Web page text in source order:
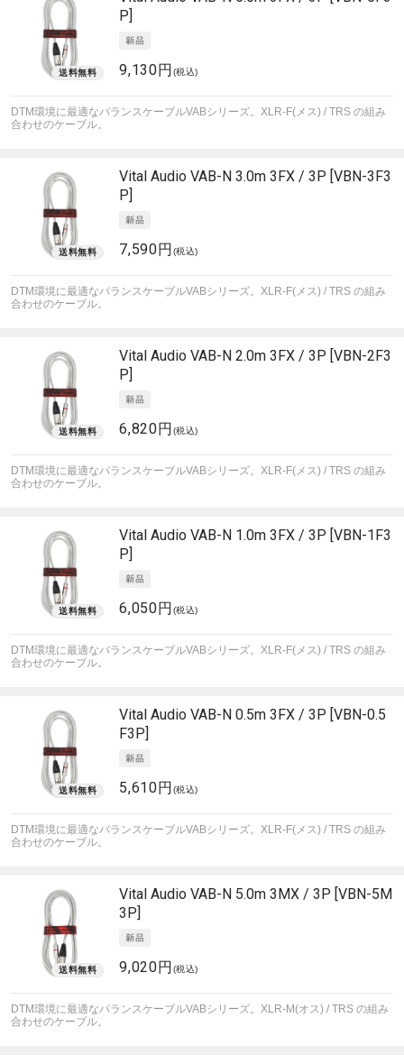
P]
9,130円 (税込)
DTM環境に最適なバランスケーブルVABシリーズ。XLR-F(メス) / TRS の組み
合わせのケーブル。
Vital Audio VAB-N 3.0m 3FX / 3P [VBN-3F3
P]
7,590円 (税込)
DTM環境に最適なバランスケーブルVABシリーズ。XLR-F(メス) / TRS の組み
合わせのケーブル。
Vital Audio VAB-N 2.0m 3FX / 3P [VBN-2F3
P]
6,820円 (税込)
DTM環境に最適なバランスケーブルVABシリーズ。XLR-F(メス) / TRS の組み
合わせのケーブル。
Vital Audio VAB-N 1.0m 3FX / 3P [VBN-1F3
P]
6,050円 (税込)
DTM環境に最適なバランスケーブルVABシリーズ。XLR-F(メス) / TRS の組み
合わせのケーブル。
Vital Audio VAB-N 0.5m 3FX / 3P [VBN-0.5
F3P]
5,610円 (税込)
DTM環境に最適なバランスケーブルVABシリーズ。XLR-F(メス) / TRS の組み
合わせのケーブル。
Vital Audio VAB-N 5.0m 3MX / 3P [VBN-5M
3P]
9,020円 (税込)
DTM環境に最適なバランスケーブルVABシリーズ。XLR-M(オス) / TRS の組み
合わせのケーブル。